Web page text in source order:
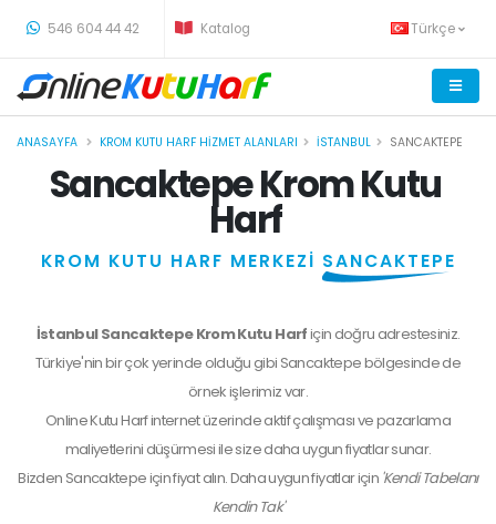
546 604 44 42 Katalog Türkçe
ANASAYFA KROM KUTU HARF HIZMET ALANLARI İSTANBUL SANCAKTEPE
Sancaktepe Krom Kutu
Harf
KROM KUTU HARF MERKEZİ SANCAKTEPE
İstanbul Sancaktepe Krom Kutu Harfiçin doğru adrestesiniz.
Türkiye'nin bir çok yerinde olduğu gibi Sancaktepe bölgesinde de
örnek işlerimiz var.
Online Kutu Harf internet üzerinde aktif çalışması ve pazarlama
maliyetlerini düşürmesi ile size daha uygun fiyatlar sunar.
Bizden Sancaktepeiçin fiyat alın. Daha uygun fiyatlar için 'Kendi Tabelanı
Kendin Tak'